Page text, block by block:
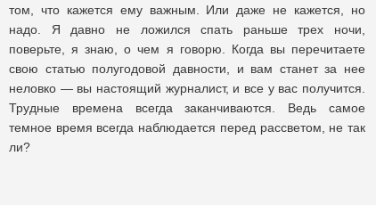
том, что кажется ему важным. Или даже не кажется, но
надо. Я давно не ложился спать раньше трех ночи,
поверьте, я знаю, о чем я говорю. Когда вы перечитаете
свою статью полугодовой давности, и вам станет за нее
неловко — вы настоящий журналист, и все у вас получится.
Трудные времена всегда заканчиваются. Ведь самое
темное время всегда наблюдается перед рассветом, не так
ли?